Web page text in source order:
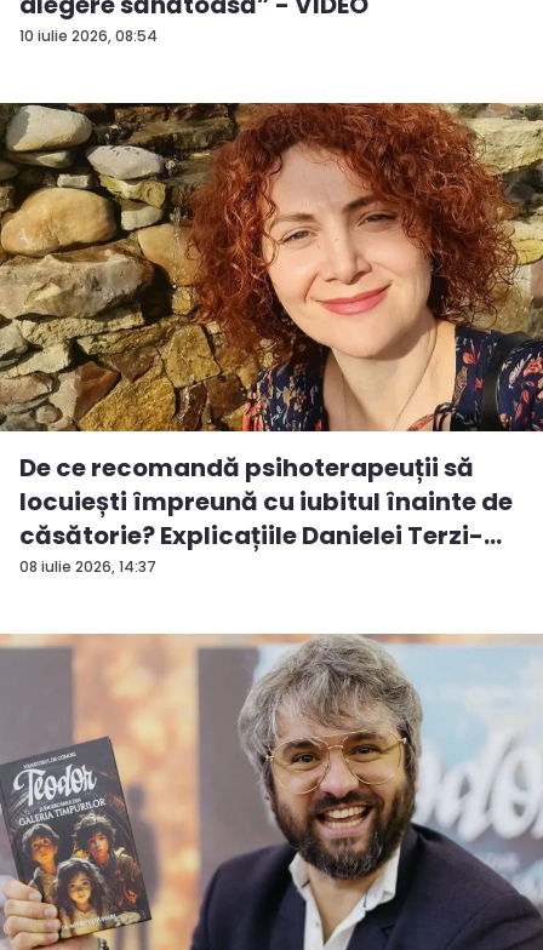
10 iulie 2026, 08:54
08 iulie 2026, 14:37
De ce recomandă psihoterapeuții să
locuiești împreună cu iubitul înainte de
căsătorie? Explicațiile Danielei Terzi-...